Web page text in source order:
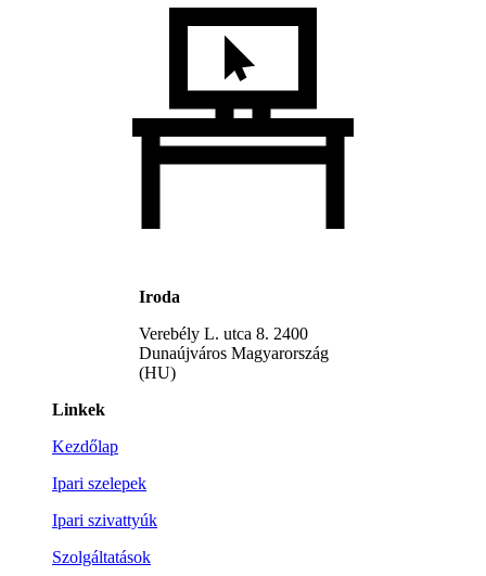
Iroda
Verebély L. utca 8. 2400
Dunaújváros Magyarország
(HU)
Linkek
Kezdőlap
Ipari szelepek
Ipari szivattyúk
Szolgáltatások